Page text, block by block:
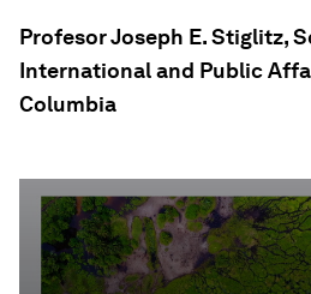
Profesor Joseph E. Stiglitz,
International and Public
Columbia
seconds
minutes,